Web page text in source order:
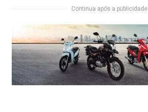
Continua após a publicidade